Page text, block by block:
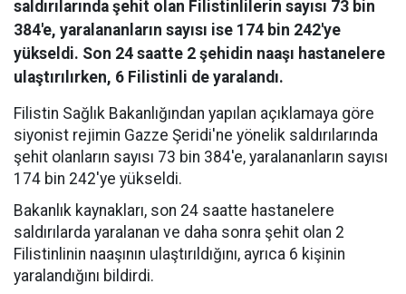
saldırılarında şehit olan Filistinlilerin sayısı 73 bin
384'e, yaralananların sayısı ise 174 bin 242'ye
yükseldi. Son 24 saatte 2 şehidin naaşı hastanelere
ulaştırılırken, 6 Filistinli de yaralandı.
Filistin Sağlık Bakanlığından yapılan açıklamaya göre
siyonist rejimin Gazze Şeridi'ne yönelik saldırılarında
şehit olanların sayısı 73 bin 384'e, yaralananların sayısı
174 bin 242'ye yükseldi.
Bakanlık kaynakları, son 24 saatte hastanelere
saldırılarda yaralanan ve daha sonra şehit olan 2
Filistinlinin naaşının ulaştırıldığını, ayrıca 6 kişinin
yaralandığını bildirdi.